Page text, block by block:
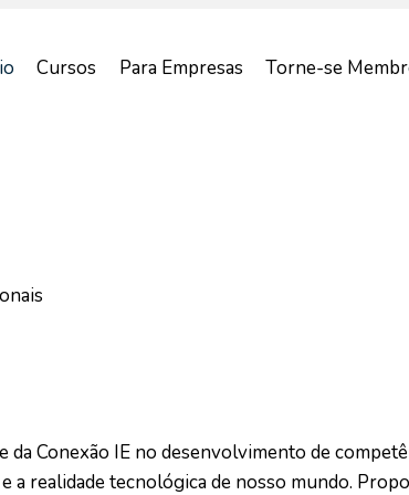
Cursos Para Empresas Torne-se
Conexão IE no desenvolvimento de
realidade tecnológica de nosso mundo.